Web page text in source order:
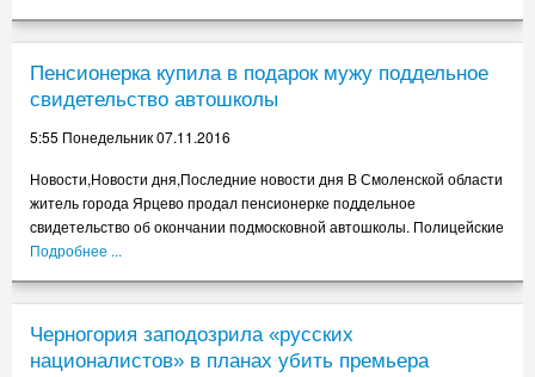
1.55 Пятница 04.11.2016
21.55 Четверг 03.11.2016
17.55 Четверг 03.11.2016
Еще одна группа российских ученых потребовала вернуть
диссертацию Мединского в УрФУ
13.55 Четверг 03.11.2016
Путин сделал Стивена Сигала российским гражданином
9.55 Четверг 03.11.2016
В Германии пустят первый поезд на водороде к концу 2017 года
Пенсионерка купила в подарок мужу поддельное
свидетельство автошколы
5:55 Понедельник 07.11.2016
Новости,Новости дня,Последние новости дня В Смоленской области
житель города Ярцево продал пенсионерке поддельное
свидетельство об окончании подмосковной автошколы. Полицейские
Подробнее ...
Черногория заподозрила «русских
националистов» в планах убить премьера